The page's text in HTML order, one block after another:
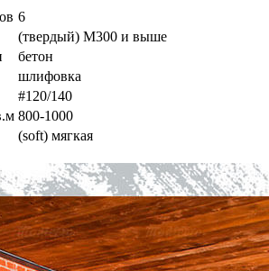
6
(твердый) М300 и выше
бетон
шлифовка
#120/140
800-1000
(soft) мягкая